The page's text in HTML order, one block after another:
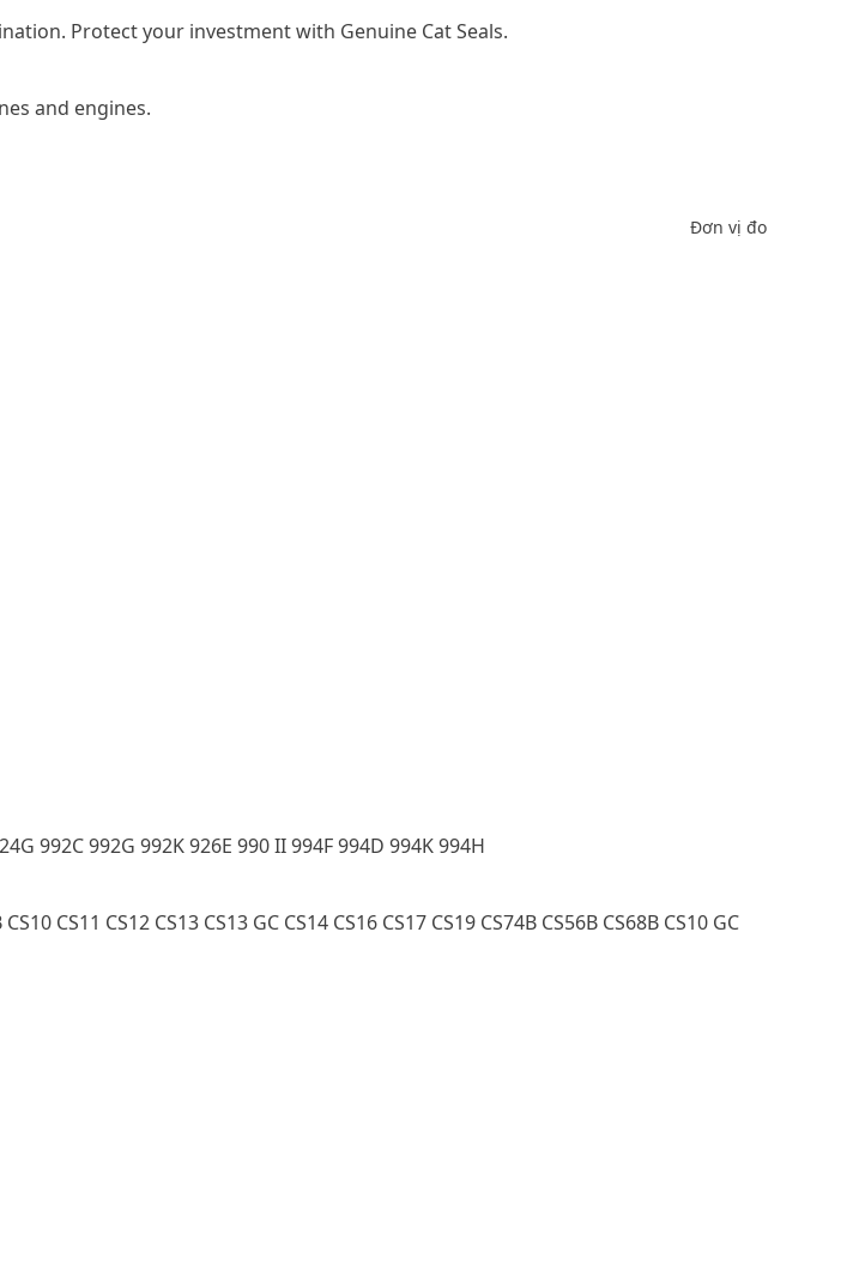
Protect your investment with Genuine Cat Seals.
and engines.
Đơn vị đo
992C 992G 992K 926E 990 II 994F 994D 994K 994H
CS11 CS12 CS13 CS13 GC CS14 CS16 CS17 CS19 CS74B CS56B CS68B CS10 GC